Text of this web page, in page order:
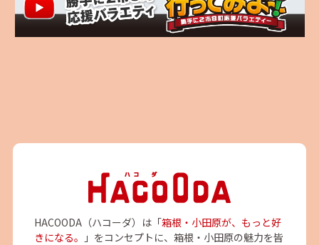
HACOODA（ハコーダ）は「箱根・小田原が、もっと好
きになる。
」をコンセプトに、箱根・小田原の魅力を皆